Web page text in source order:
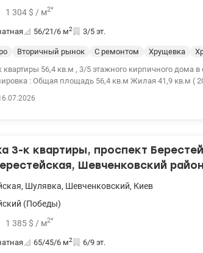
1 304 $ / м2*
56/21/6 м2 3/5 эт.
Вторичный рынок С ремонтом Хрущевка
квартиры 56,4 кв.м , 3/5 этажного кирпичного дома
кв.м ( 20,9 ; 10,4 ; 10,6) Квартира
Житло для ВПО і військових ( постанова 280) Цена
Ольга valion.ua/1152041
3-к квартиры, проспект
Шевченковский район
, Шулявка, Шевченковский, Киев
(Победы)
1 385 $ / м2*
65/45/6 м2 6/9 эт.